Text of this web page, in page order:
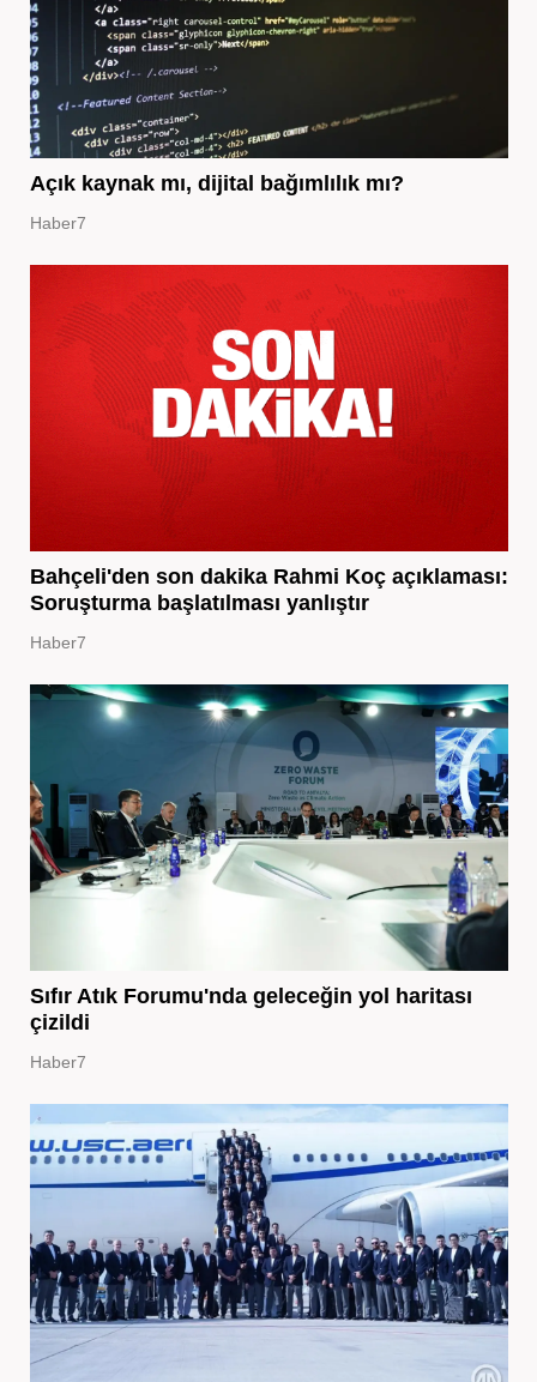
Açık kaynak mı, dijital bağımlılık mı?
Haber7
Bahçeli'den son dakika Rahmi Koç açıklaması:
Soruşturma başlatılması yanlıştır
Haber7
Sıfır Atık Forumu'nda geleceğin yol haritası
çizildi
Haber7